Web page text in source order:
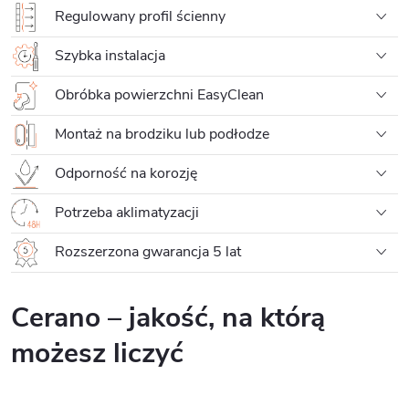
Regulowany profil ścienny
Szybka instalacja
Obróbka powierzchni EasyClean
Montaż na brodziku lub podłodze
Odporność na korozję
Potrzeba aklimatyzacji
Rozszerzona gwarancja 5 lat
Cerano – jakość, na którą
możesz liczyć